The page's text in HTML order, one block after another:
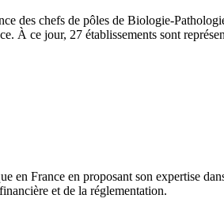
chefs de pôles de Biologie-
À ce jour, 27 établissements sont
France en proposant son expertise
et de la réglementation.